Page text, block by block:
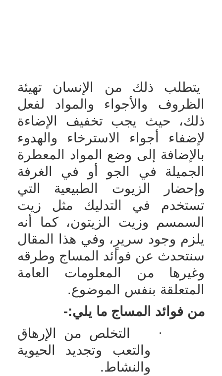
يتطلب ذلك من الإنسان تهيئة
الظروف والأجواء والمواد لفعل
ذلك، حيث يجب تخفيف الإضاءة
لإضفاء أجواء الاسترخاء والهدوء
بالإضافة إلى وضع المواد المعطرة
الجميلة في الجو أو في الغرفة
وإحضار الزيوت الطبيعية التي
تستخدم في التدليك مثل زيت
السمسم وزيت الزيتون، كما أنه
يلزم وجود سريرٍ، وفي هذا المقال
سنتحدث عن فوائد المساج وطرقه
وغيرها من المعلومات العامة
المتعلقة بنفس الموضوع.
من فوائد المساج ما يلي:-
·
التخلص من الإرهاق
والتعب وتجديد الحيوية
والنشاط.